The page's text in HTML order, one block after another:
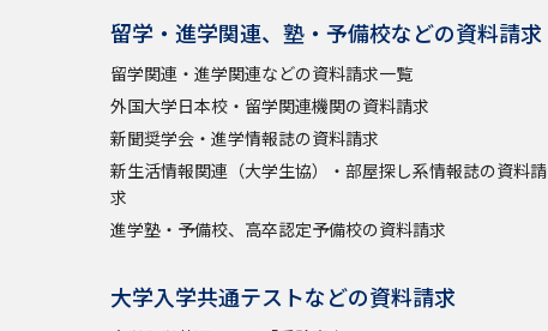
留学・進学関連、塾・予備校などの資料請求
留学関連・進学関連などの資料請求一覧
外国大学日本校・留学関連機関の資料請求
新聞奨学会・進学情報誌の資料請求
新生活情報関連（大学生協）・部屋探し系情報誌の資料請
求
進学塾・予備校、高卒認定予備校の資料請求
大学入学共通テストなどの資料請求